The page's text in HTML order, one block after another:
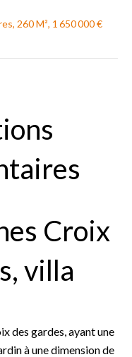
260 M², 1 650 000 €
Croix
villa
des gardes, ayant une
à une dimension de